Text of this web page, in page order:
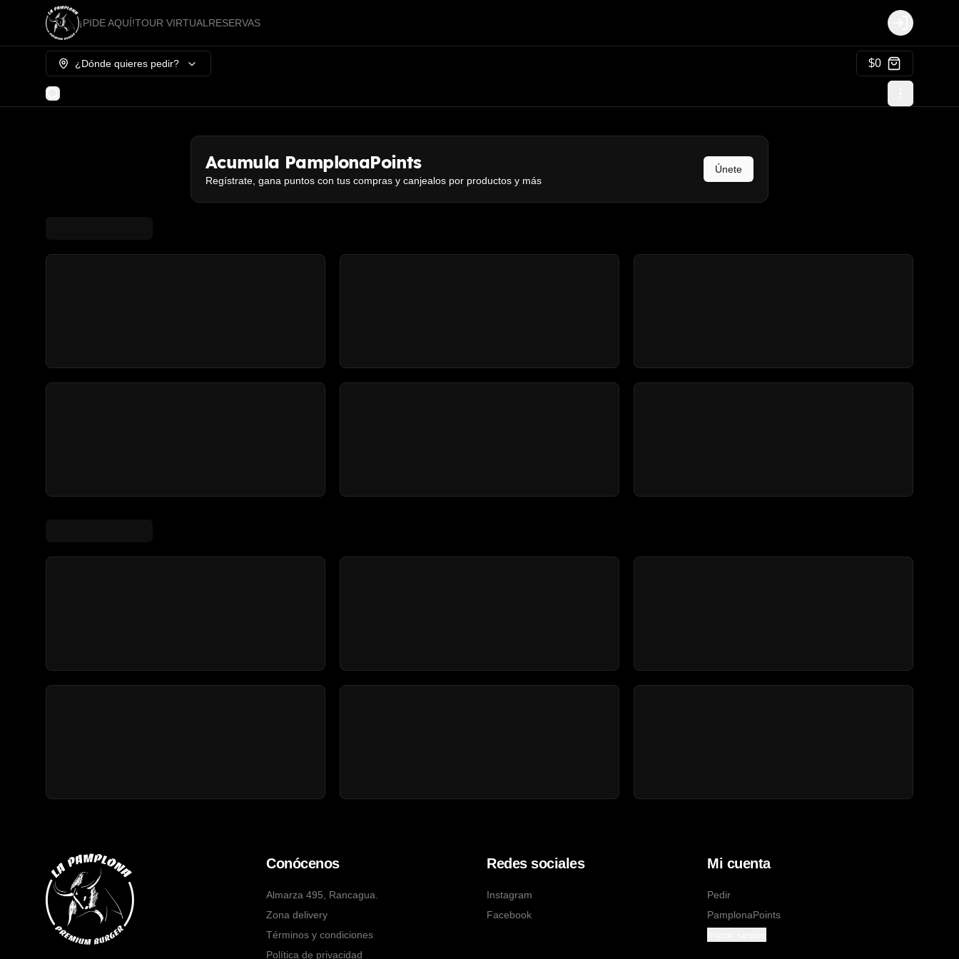
¡PIDE AQUÍ!TOUR VIRTUAL RESERVAS
Login
¿Dónde quieres pedir? $0
Acumula PamplonaPoints
Regístrate, gana puntos con tus compras y canjealos por productos y más
Únete
Conócenos
Almarza 495, Rancagua.
Zona delivery
Términos y condiciones
Política de privacidad
Redes sociales
Instagram
Facebook
Mi cuenta
Pedir
PamplonaPoints